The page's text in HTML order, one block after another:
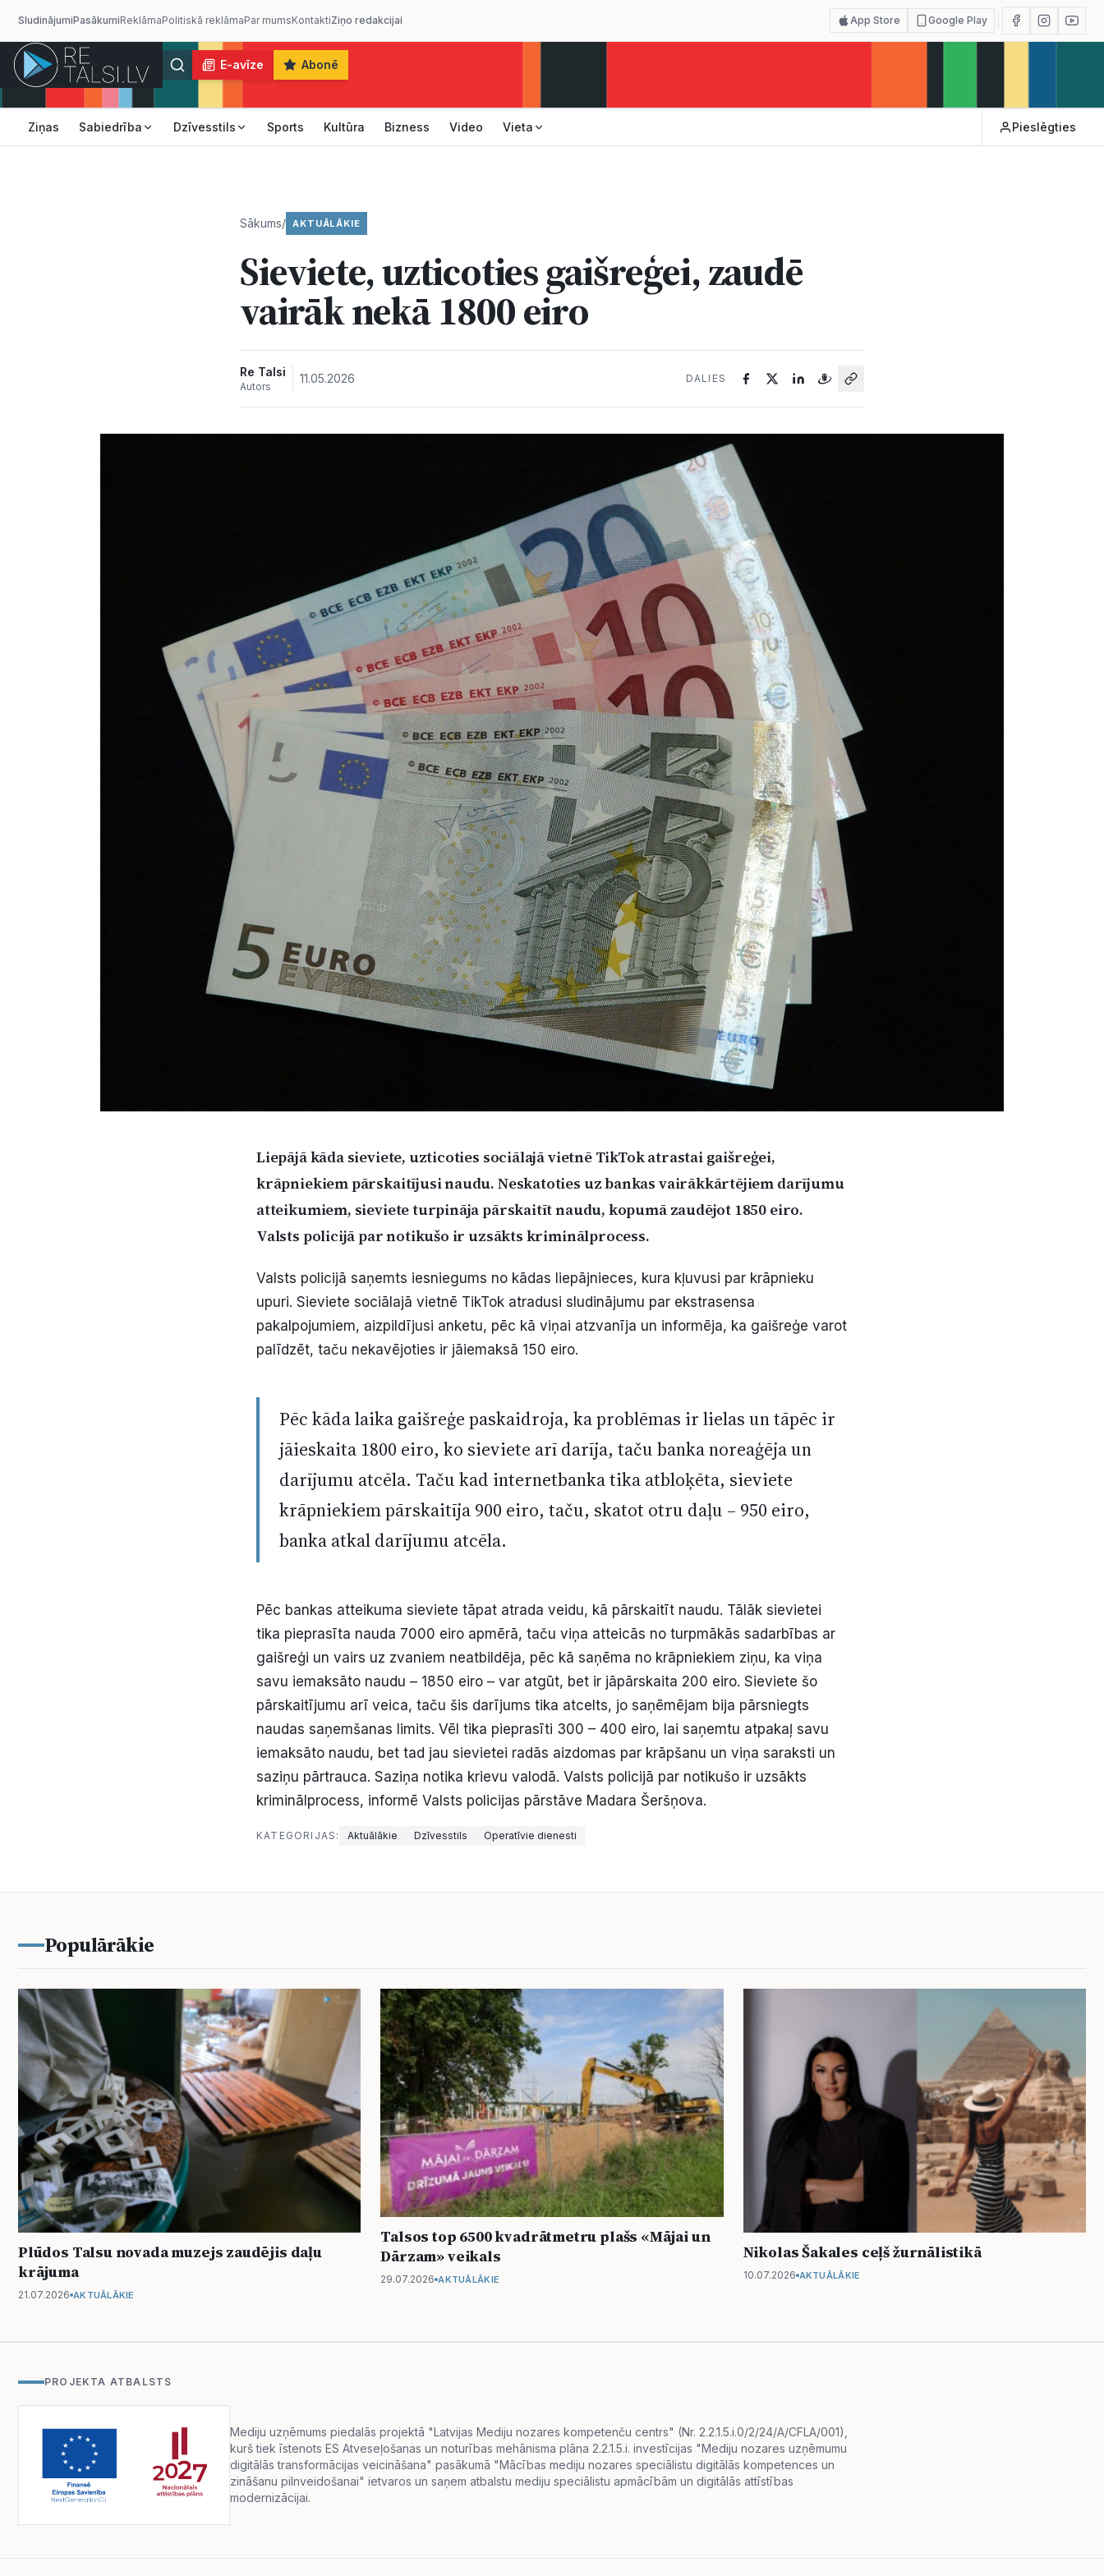
SludinājumiPasākumiReklāmaPolitiskā reklāmaPar mumsKontaktiZiņo redakcijai App Store Google Play
E-avīze Abonē
Ziņas Sabiedrība Dzīvesstils Sports Kultūra Bizness Video Vieta Pieslēgties
Sākums/ AKTUĀLĀKIE
Sieviete, uzticoties gaišreģei, zaudē
vairāk nekā 1800 eiro
Re Talsi
Autors
11.05.2026 DALIES
Liepājā kāda sieviete, uzticoties sociālajā vietnē TikTok atrastai gaišreģei,
krāpniekiem pārskaitījusi naudu. Neskatoties uz bankas vairākkārtējiem darījumu
atteikumiem, sieviete turpināja pārskaitīt naudu, kopumā zaudējot 1850 eiro.
Valsts policijā par notikušo ir uzsākts kriminālprocess.
Valsts policijā saņemts iesniegums no kādas liepājnieces, kura kļuvusi par krāpnieku
upuri. Sieviete sociālajā vietnē TikTok atradusi sludinājumu par ekstrasensa
pakalpojumiem, aizpildījusi anketu, pēc kā viņai atzvanīja un informēja, ka gaišreģe varot
palīdzēt, taču nekavējoties ir jāiemaksā 150 eiro.
Pēc kāda laika gaišreģe paskaidroja, ka problēmas ir lielas un tāpēc ir
jāieskaita 1800 eiro, ko sieviete arī darīja, taču banka noreaģēja un
darījumu atcēla. Taču kad internetbanka tika atbloķēta, sieviete
krāpniekiem pārskaitīja 900 eiro, taču, skatot otru daļu – 950 eiro,
banka atkal darījumu atcēla.
Pēc bankas atteikuma sieviete tāpat atrada veidu, kā pārskaitīt naudu. Tālāk sievietei
tika pieprasīta nauda 7000 eiro apmērā, taču viņa atteicās no turpmākās sadarbības ar
gaišreģi un vairs uz zvaniem neatbildēja, pēc kā saņēma no krāpniekiem ziņu, ka viņa
savu iemaksāto naudu – 1850 eiro – var atgūt, bet ir jāpārskaita 200 eiro. Sieviete šo
pārskaitījumu arī veica, taču šis darījums tika atcelts, jo saņēmējam bija pārsniegts
naudas saņemšanas limits. Vēl tika pieprasīti 300 – 400 eiro, lai saņemtu atpakaļ savu
iemaksāto naudu, bet tad jau sievietei radās aizdomas par krāpšanu un viņa saraksti un
saziņu pārtrauca. Saziņa notika krievu valodā. Valsts policijā par notikušo ir uzsākts
kriminālprocess, informē Valsts policijas pārstāve Madara Šeršņova.
KATEGORIJAS: Aktuālākie Dzīvesstils Operatīvie dienesti
Populārākie
Plūdos Talsu novada muzejs zaudējis daļu
krājuma
21.07.2026 AKTUĀLĀKIE
Talsos top 6500 kvadrātmetru plašs «Mājai un
Dārzam» veikals
29.07.2026 AKTUĀLĀKIE
Nikolas Šakales ceļš žurnālistikā
10.07.2026 AKTUĀLĀKIE
PROJEKTA ATBALSTS
Mediju uzņēmums piedalās projektā "Latvijas Mediju nozares kompetenču centrs" (Nr. 2.2.1.5.i.0/2/24/A/CFLA/001),
kurš tiek īstenots ES Atveseļošanas un noturības mehānisma plāna 2.2.1.5.i. investīcijas "Mediju nozares uzņēmumu
digitālās transformācijas veicināšana" pasākumā "Mācības mediju nozares speciālistu digitālās kompetences un
zināšanu pilnveidošanai" ietvaros un saņem atbalstu mediju speciālistu apmācībām un digitālās attīstības
modernizācijai.